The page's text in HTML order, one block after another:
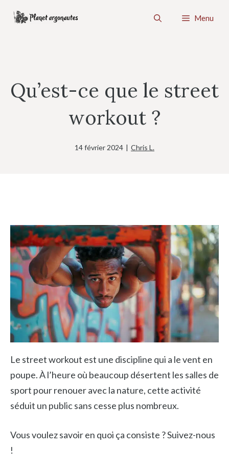
Menu
Qu’est-ce que le street
workout ?
14 février 2024 | Chris L.
Le street workout est une discipline qui a le vent en
poupe. À l’heure où beaucoup désertent les salles de
sport pour renouer avec la nature, cette activité
séduit un public sans cesse plus nombreux.
Vous voulez savoir en quoi ça consiste ? Suivez-nous
!